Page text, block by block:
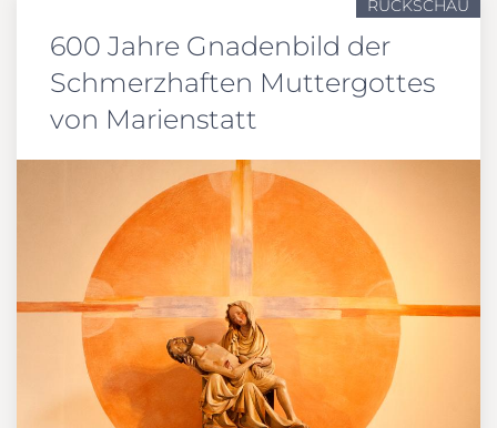
RÜCKSCHAU
600 Jahre Gnadenbild der
Schmerzhaften Muttergottes
von Marienstatt